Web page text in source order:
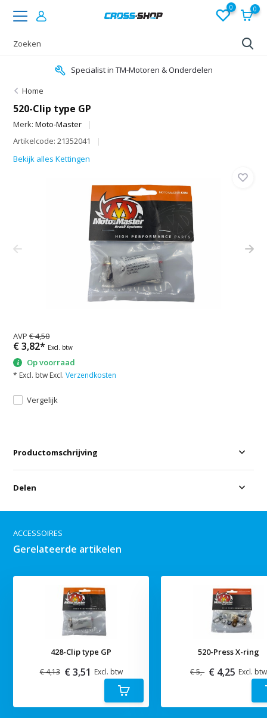
0 0
Specialist in TM-Motoren & Onderdelen
Home
520-Clip type GP
Merk:Moto-Master
Artikelcode: 21352041
Bekijk alles Kettingen
AVP€ 4,50
€ 3,82* Excl. btw
Op voorraad
* Excl. btw Excl.Verzendkosten
Vergelijk
Productomschrijving
Delen
ACCESSOIRES
Gerelateerde artikelen
428-Clip type GP
€ 4,13 € 3,51 Excl. btw
520-Press X-ring
€ 5,- € 4,25 Excl. btw